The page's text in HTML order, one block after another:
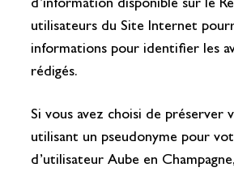
d’information disponible sur le
utilisateurs du Site Internet
informations pour identifier les
rédigés.
Si vous avez choisi de préserver
utilisant un pseudonyme pour
d’utilisateur Aube en